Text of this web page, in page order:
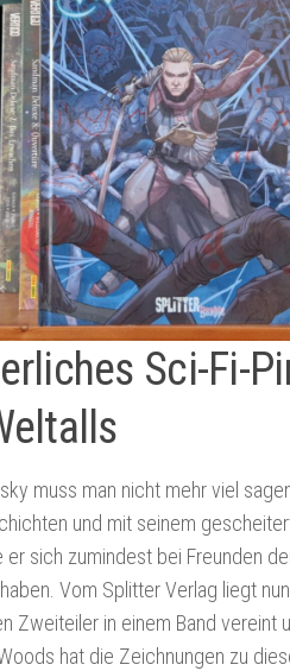
Sci-Fi-
muss man nicht mehr viel
und mit seinem
er sich zumindest bei Freunden
Vom Splitter Verlag liegt
Zweiteiler in einem Band vereint
hat die Zeichnungen zu